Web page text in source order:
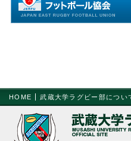
HOME 武蔵大学ラグビー部につい